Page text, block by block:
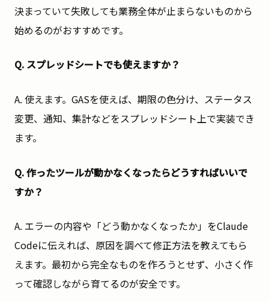
決まっていて失敗しても業務全体が止まらないものから
始めるのがおすすめです。
Q. スプレッドシートでも使えますか？
A. 使えます。GASを使えば、期限の色分け、ステータス
変更、通知、集計などをスプレッドシート上で実装でき
ます。
Q. 作ったツールが動かなくなったらどうすればいいで
すか？
A. エラーの内容や「どう動かなくなったか」をClaude
Codeに伝えれば、原因を調べて修正方法を教えてもら
えます。最初から完全なものを作ろうとせず、小さく作
って確認しながら育てるのが安全です。